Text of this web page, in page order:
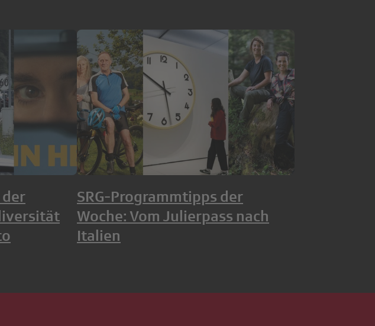
der
SRG-Programmtipps der
Woche: Vom Julierpass nach
Italien